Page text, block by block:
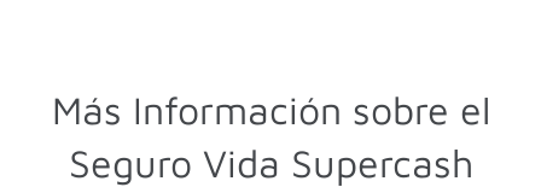
Más Información sobre el
Seguro Vida Supercash